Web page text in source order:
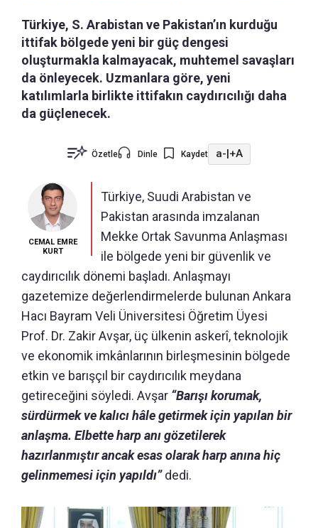
Türkiye, S. Arabistan ve Pakistan’ın kurduğu
ittifak bölgede yeni bir güç dengesi
oluşturmakla kalmayacak, muhtemel savaşları
da önleyecek. Uzmanlara göre, yeni
katılımlarla birlikte ittifakın caydırıcılığı daha
da güçlenecek.
Özetle Dinle Kaydet a-|+A
CEMAL EMRE
KURT
Türkiye, Suudi Arabistan ve
Pakistan arasında imzalanan
Mekke Ortak Savunma Anlaşması
ile bölgede yeni bir güvenlik ve
caydırıcılık dönemi başladı. Anlaşmayı
gazetemize değerlendirmelerde bulunan Ankara
Hacı Bayram Veli Üniversitesi Öğretim Üyesi
Prof. Dr. Zakir Avşar, üç ülkenin askerî, teknolojik
ve ekonomik imkânlarının birleşmesinin bölgede
etkin ve barışçıl bir caydırıcılık meydana
getireceğini söyledi. Avşar “Barışı korumak,
sürdürmek ve kalıcı hâle getirmek için yapılan bir
anlaşma. Elbette harp anı gözetilerek
hazırlanmıştır ancak esas olarak harp anına hiç
gelinmemesi için yapıldı”dedi.